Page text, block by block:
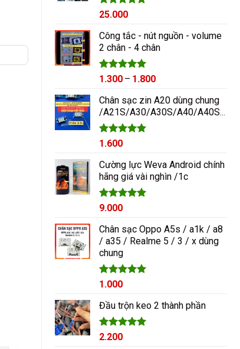
Được xếp
5 sao
25.000
Công tắc - nút nguồn - volume
2 chân - 4 chân
Được xếp
5 sao
1.300 – 1.800Khoảng
từ
1.300₫
Chân sạc zin A20 dùng chung
/A21S/A30/A30S/A40/A40S/A50/A60/A70/M10/M20
Được xếp
5 sao
1.600
Cường lực Weva Android chính
hãng giá vài nghìn /1c
Được xếp
5 sao
9.000
Chân sạc Oppo A5s / a1k / a8
/ a35 / Realme 5 / 3 / x dùng
chung
Được xếp
5 sao
1.000
Đầu trộn keo 2 thành phần
Được xếp
2.200